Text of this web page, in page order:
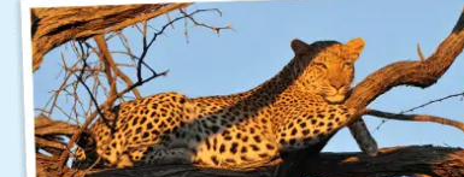
Rondreis (26)
Familiereis (10)
Fietsreis (2)
Wandelreis (1)
Cultuur (3)
Natuur (6)
Botswana
Egypte
Ghana
Kaapverdië
Familiereis (11)
Fietsreis (1)
Cultuur (9)
Natuur (13)